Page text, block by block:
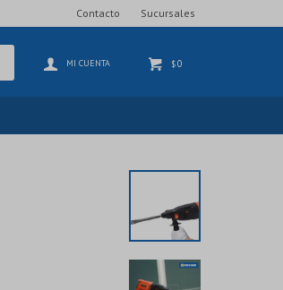
$0
Contacto Sucursales